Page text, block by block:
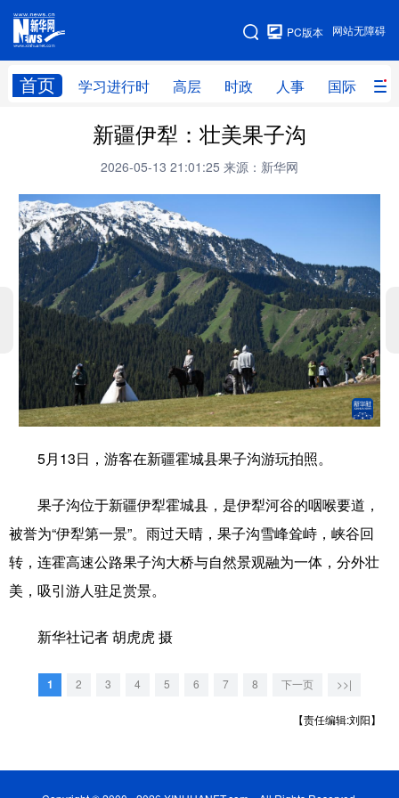
网站无障碍
PC版本
首页 学习进行时 高层 时政 人事 国际 财
网站地图
高层 时政
财经 网评
台湾 思客智库
科技 科创 量子
文化 书画 健康 军事
访谈 视频 图片 政务
法律 中央文件 金融 汽车
食品 人居 信息化 数字经济
彩票 娱乐 时尚 悦读
文化产业
北京 天津 河北 山西
江苏
新疆伊犁：壮美果子沟
2026-05-13 21:01:25 来源：新华网
5月13日，游客在新疆霍城县果子沟游玩拍照。
果子沟位于新疆伊犁霍城县，是伊犁河谷的咽喉要道，
被誉为“伊犁第一景”。雨过天晴，果子沟雪峰耸峙，峡谷回
转，连霍高速公路果子沟大桥与自然景观融为一体，分外壮
美，吸引游人驻足赏景。
新华社记者 胡虎虎 摄
1 2 3 4 5 6 7 8 下一页 >>|
【责任编辑:刘阳】